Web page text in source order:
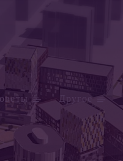
Другое